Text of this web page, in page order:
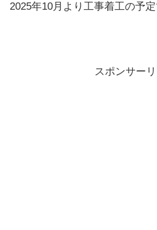
2025年10月より工事着工の予定
スポンサー